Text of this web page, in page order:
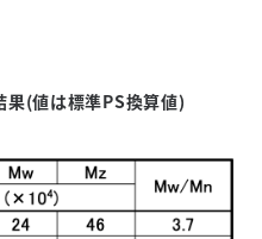
果(値は標準PS換算値)